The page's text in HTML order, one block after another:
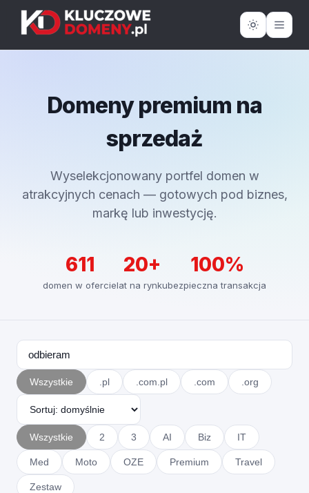
Domeny premium na
sprzedaż
Wyselekcjonowany portfel domen w
atrakcyjnych cenach — gotowych pod biznes,
markę lub inwestycję.
611
domen w ofercie
20+
lat na rynku
100%
bezpieczna transakcja
Wszystkie .pl .com.pl .com .org
Wszystkie 2 3 AI Biz IT
Med Moto OZE Premium Travel
Zestaw